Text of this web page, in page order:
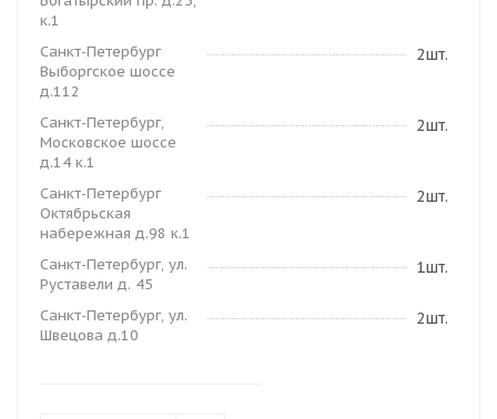
к.1
Санкт-Петербург
Выборгское шоссе
д.112
2шт.
Санкт-Петербург,
Московское шоссе
д.14 к.1
2шт.
Санкт-Петербург
Октябрьская
набережная д.98 к.1
2шт.
Санкт-Петербург, ул.
Руставели д. 45
1шт.
Санкт-Петербург, ул.
Швецова д.10
2шт.